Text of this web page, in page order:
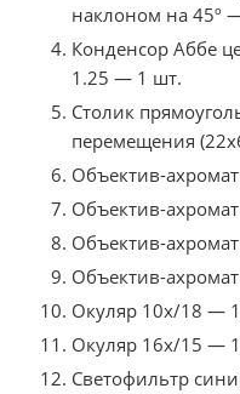
наклоном на 45º
Конденсор Аббе
1.25 — 1 шт.
Столик
перемещения
Объектив-
Объектив-
Объектив-
Объектив-
Окуляр 10х/18 —
Окуляр 16х/15 —
Светофильтр